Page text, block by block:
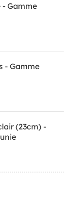
- Gamme
- Gamme
(23cm) -